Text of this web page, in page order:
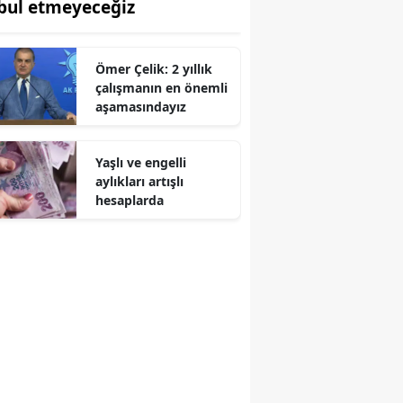
etmeyeceğiz
Ömer Çelik: 2 yıllık
çalışmanın en önemli
aşamasındayız
Yaşlı ve engelli
aylıkları artışlı
hesaplarda